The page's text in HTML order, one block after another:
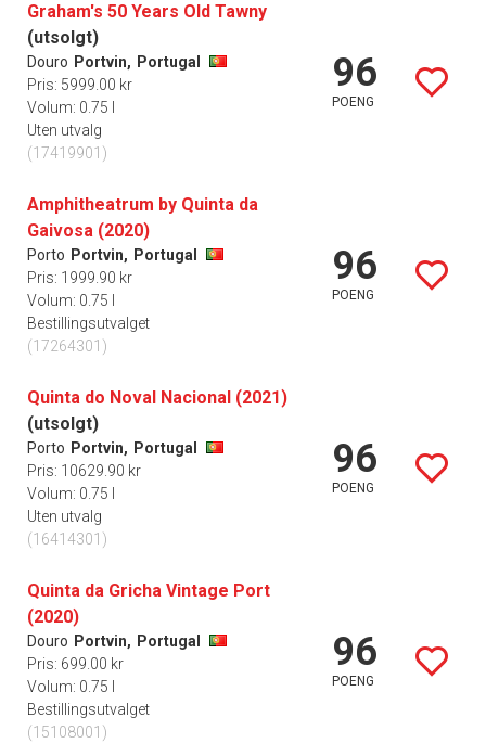
Graham's 50 Years Old Tawny
(utsolgt)
Douro Portvin, Portugal
Pris: 5999.00 kr
Volum: 0.75 l
Uten utvalg
(17419901)
96
POENG
Amphitheatrum by Quinta da
Gaivosa (2020)
Porto Portvin, Portugal
Pris: 1999.90 kr
Volum: 0.75 l
Bestillingsutvalget
(17264301)
96
POENG
Quinta do Noval Nacional (2021)
(utsolgt)
Porto Portvin, Portugal
Pris: 10629.90 kr
Volum: 0.75 l
Uten utvalg
(16414301)
96
POENG
Quinta da Gricha Vintage Port
(2020)
Douro Portvin, Portugal
Pris: 699.00 kr
Volum: 0.75 l
Bestillingsutvalget
(15108001)
96
POENG